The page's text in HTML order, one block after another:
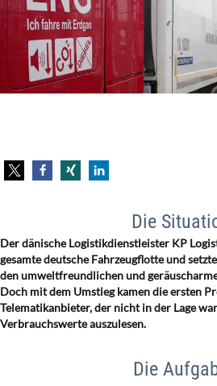
Die
Der dänische Logistikdienstleister KP
gesamte deutsche Fahrzeugflotte und
den umweltfreundlichen und
Doch mit dem Umstieg kamen die ersten
Telematikanbieter, der nicht in der Lage
Verbrauchswerte auszulesen.
Die